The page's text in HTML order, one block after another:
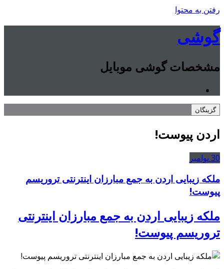
رفتن به محتوا
گوشی
مشخصات گوشی موبایل
گزینگان
اردن پیوست!
30 نوامبر
ملکه زیبایی اردن به جمع مبارزان اینترنتی تروریسم
پیوست!
ملکه زیبایی اردن به جمع مبارزان اینترنتی
تروریسم پیوست!